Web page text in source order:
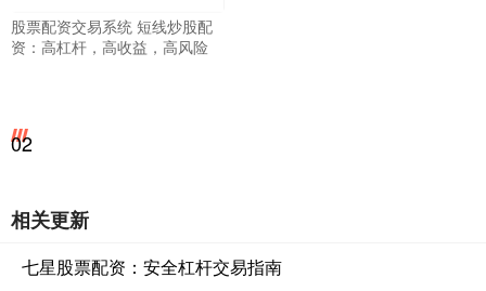
股票配资交易系统 短线炒股配
资：高杠杆，高收益，高风险
02
相关更新
七星股票配资：安全杠杆交易指南